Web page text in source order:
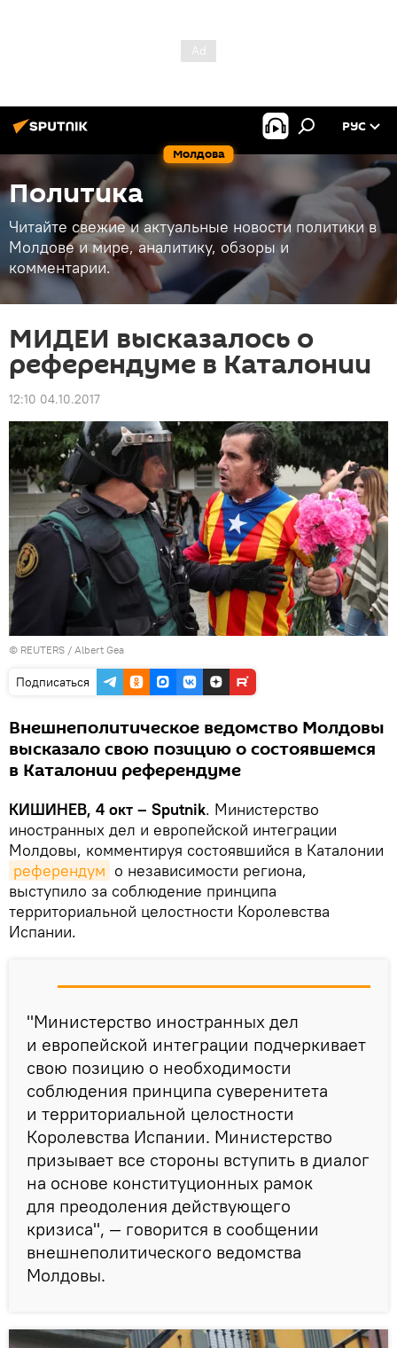
Молдова
РУС
Политика
Читайте свежие и актуальные новости политики в
Молдове и мире, аналитику, обзоры и
комментарии.
МИДЕИ высказалось о
референдуме в Каталонии
12:10 04.10.2017
© REUTERS / Albert Gea
Подписаться
Внешнеполитическое ведомство Молдовы
высказало свою позицию о состоявшемся
в Каталонии референдуме
КИШИНЕВ, 4 окт – Sputnik. Министерство
иностранных дел и европейской интеграции
Молдовы, комментируя состоявшийся в Каталонии
референдум о независимости региона,
выступило за соблюдение принципа
территориальной целостности Королевства
Испании.
"Министерство иностранных дел
и европейской интеграции подчеркивает
свою позицию о необходимости
соблюдения принципа суверенитета
и территориальной целостности
Королевства Испании. Министерство
призывает все стороны вступить в диалог
на основе конституционных рамок
для преодоления действующего
кризиса", — говорится в сообщении
внешнеполитического ведомства
Молдовы.